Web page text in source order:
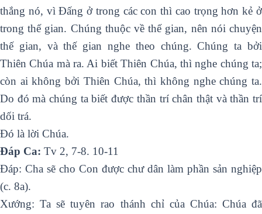
thắng nó, vì Ðấng ở trong các con thì cao trọng hơn kẻ ở
trong thế gian. Chúng thuộc về thế gian, nên nói chuyện
thế gian, và thế gian nghe theo chúng. Chúng ta bởi
Thiên Chúa mà ra. Ai biết Thiên Chúa, thì nghe chúng ta;
còn ai không bởi Thiên Chúa, thì không nghe chúng ta.
Do đó mà chúng ta biết được thần trí chân thật và thần trí
dối trá.
Ðó là lời Chúa.
Ðáp Ca: Tv 2, 7-8. 10-11
Ðáp: Cha sẽ cho Con được chư dân làm phần sản nghiệp
(c. 8a).
Xướng: Ta sẽ tuyên rao thánh chỉ của Chúa: Chúa đã